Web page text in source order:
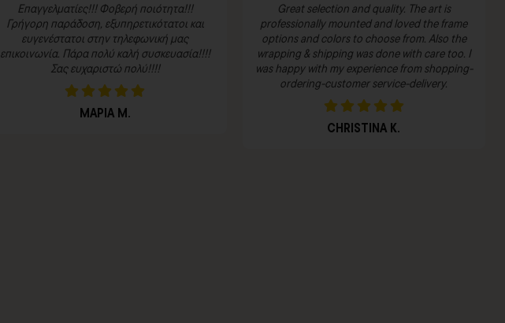
Επαγγελματίες!!! Φοβερή ποιότητα!!!
Γρήγορη παράδοση, εξυπηρετικότατοι και
ευγενέστατοι στην τηλεφωνική μας
επικοινωνία. Πάρα πολύ καλή συσκευασία!!!!
Σας ευχαριστώ πολύ!!!!
ΜΑΡΙΑ Μ.
Great selection and quality. The art is
professionally mounted and loved the frame
options and colors to choose from. Also the
wrapping & shipping was done with care too. I
was happy with my experience from shopping-
ordering-customer service-delivery.
CHRISTINA K.